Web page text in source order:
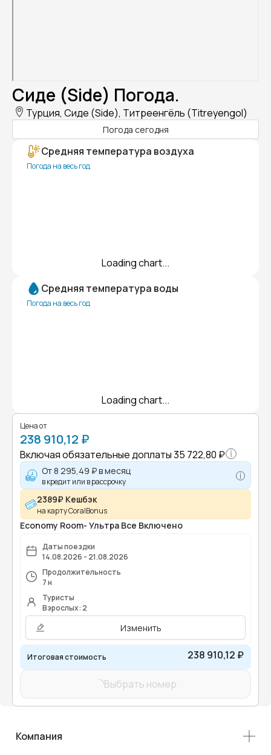
Сиде (Side) Погода.
Турция, Сиде (Side), Титреенгёль (Titreyengol)
Погода сегодня
Средняя температура воздуха
Погода на весь год
Loading chart...
Средняя температура воды
Погода на весь год
Loading chart...
Цена от
238 910,12 ₽
Включая обязательные доплаты35 722,80 ₽
От 8 295,49 ₽в месяц
в кредит или в рассрочку
2389₽ Кешбэк
на карту CoralBonus
Economy Room- Ультра Все Включено
Даты поездки
14.08.2026 - 21.08.2026
Продолжительность
7 н
Туристы
Взрослых: 2
Изменить
Итоговая стоимость 238 910,12 ₽
Выбрать номер
Компания